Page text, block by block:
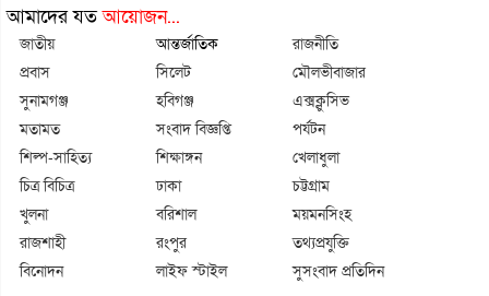
আমাদের যতআয়োজন...
জাতীয় আন্তর্জাতিক
রাজনীতি
প্রবাস
সিলেট
মৌলভীবাজার
সুনামগঞ্জ
হবিগঞ্জ
এক্সক্লুসিভ
মতামত
সংবাদ বিজ্ঞপ্তি
পর্যটন
শিল্প-সাহিত্য
শিক্ষাঙ্গন
খেলাধুলা
চিত্র বিচিত্র
ঢাকা
চট্টগ্রাম
খুলনা
বরিশাল
ময়মনসিংহ
রাজশাহী
রংপুর
তথ্যপ্রযুক্তি
বিনোদন
লাইফ স্টাইল সুসংবাদ প্রতিদিন